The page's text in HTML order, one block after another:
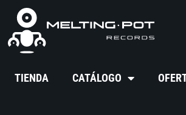
TIENDA CATÁLOGO